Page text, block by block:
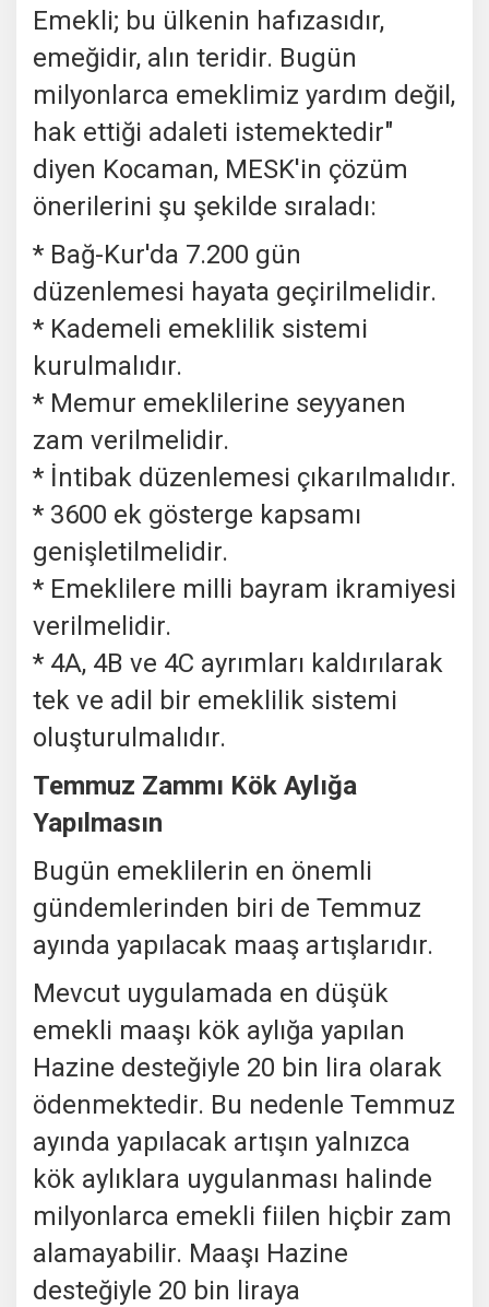
Emekli; bu ülkenin hafızasıdır,
emeğidir, alın teridir. Bugün
milyonlarca emeklimiz yardım değil,
hak ettiği adaleti istemektedir"
diyen Kocaman, MESK'in çözüm
önerilerini şu şekilde sıraladı:
* Bağ-Kur'da 7.200 gün
düzenlemesi hayata geçirilmelidir.
* Kademeli emeklilik sistemi
kurulmalıdır.
* Memur emeklilerine seyyanen
zam verilmelidir.
* İntibak düzenlemesi çıkarılmalıdır.
* 3600 ek gösterge kapsamı
genişletilmelidir.
* Emeklilere milli bayram ikramiyesi
verilmelidir.
* 4A, 4B ve 4C ayrımları kaldırılarak
tek ve adil bir emeklilik sistemi
oluşturulmalıdır.
Temmuz Zammı Kök Aylığa
Yapılmasın
Bugün emeklilerin en önemli
gündemlerinden biri de Temmuz
ayında yapılacak maaş artışlarıdır.
Mevcut uygulamada en düşük
emekli maaşı kök aylığa yapılan
Hazine desteğiyle 20 bin lira olarak
ödenmektedir. Bu nedenle Temmuz
ayında yapılacak artışın yalnızca
kök aylıklara uygulanması halinde
milyonlarca emekli fiilen hiçbir zam
alamayabilir. Maaşı Hazine
desteğiyle 20 bin liraya